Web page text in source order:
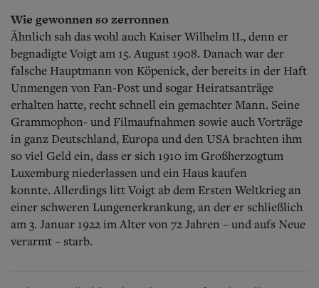
Wie gewonnen so zerronnen
Ähnlich sah das wohl auch Kaiser Wilhelm II., denn er
begnadigte Voigt am 15. August 1908. Danach war der
falsche Hauptmann von Köpenick, der bereits in der Haft
Unmengen von Fan-Post und sogar Heiratsanträge
erhalten hatte, recht schnell ein gemachter Mann. Seine
Grammophon- und Filmaufnahmen sowie auch Vorträge
in ganz Deutschland, Europa und den USA brachten ihm
so viel Geld ein, dass er sich 1910 im Großherzogtum
Luxemburg niederlassen und ein Haus kaufen
konnte. Allerdings litt Voigt ab dem Ersten Weltkrieg an
einer schweren Lungenerkrankung, an der er schließlich
am 3. Januar 1922 im Alter von 72 Jahren – und aufs Neue
verarmt – starb.